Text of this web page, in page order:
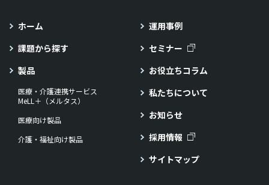
ホーム
課題から探す
製品
医療・介護連携サービス
MeLL＋（メルタス）
医療向け製品
介護・福祉向け製品
運用事例
セミナー
お役立ちコラム
私たちについて
お知らせ
採用情報
サイトマップ